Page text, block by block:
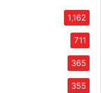
1,162
711
365
355